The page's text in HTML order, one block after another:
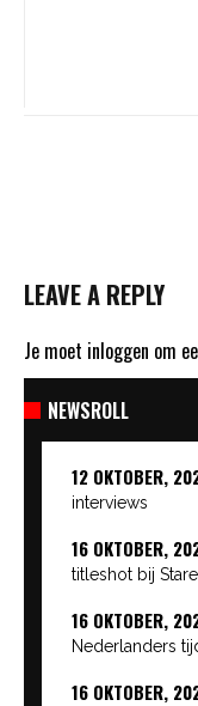
LEAVE A REPLY
Je moet inloggen om
NEWSROLL
12 OKTOBER,
interviews
16 OKTOBER,
titleshot bij
16 OKTOBER,
Nederlanders
16 OKTOBER,